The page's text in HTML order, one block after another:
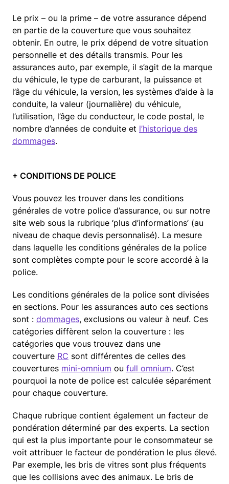
Le prix – ou la prime – de votre assurance dépend
en partie de la couverture que vous souhaitez
obtenir. En outre, le prix dépend de votre situation
personnelle et des détails transmis. Pour les
assurances auto, par exemple, il s’agit de la marque
du véhicule, le type de carburant, la puissance et
l’âge du véhicule, la version, les systèmes d’aide à la
conduite, la valeur (journalière) du véhicule,
l’utilisation, l’âge du conducteur, le code postal, le
nombre d’années de conduite et l’historique des
dommages.​
+ CONDITIONS DE POLICE
Vous pouvez les trouver dans les conditions
générales de votre police d’assurance, ou sur notre
site web sous la rubrique ‘plus d’informations’ (au
niveau de chaque devis personnalisé). La mesure
dans laquelle les conditions générales de la police
sont complètes compte pour le score accordé à la
police.
Les conditions générales de la police sont divisées
en sections. Pour les assurances auto ces sections
sont : dommages, exclusions ou valeur à neuf. Ces
catégories diffèrent selon la couverture : les
catégories que vous trouvez dans une
couverture RC sont différentes de celles des
couvertures mini-omnium ou full omnium. C’est
pourquoi la note de police est calculée séparément
pour chaque couverture.
Chaque rubrique contient également un facteur de
pondération déterminé par des experts. La section
qui est la plus importante pour le consommateur se
voit attribuer le facteur de pondération le plus élevé.
Par exemple, les bris de vitres sont plus fréquents
que les collisions avec des animaux. Le bris de